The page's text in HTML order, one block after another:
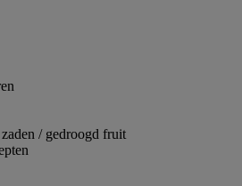
/ gedroogd fruit